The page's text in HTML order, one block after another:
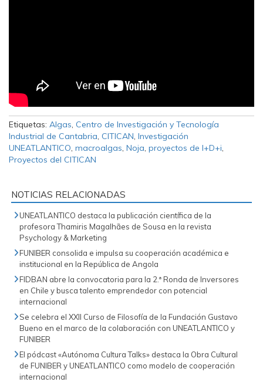
Etiquetas: Algas, Centro de Investigación y Tecnología
Industrial de Cantabria, CITICAN, Investigación
UNEATLANTICO, macroalgas, Noja, proyectos de I+D+i,
Proyectos del CITICAN
NOTICIAS RELACIONADAS
UNEATLANTICO destaca la publicación científica de la
profesora Thamiris Magalhães de Sousa en la revista
Psychology & Marketing
FUNIBER consolida e impulsa su cooperación académica e
institucional en la República de Angola
FIDBAN abre la convocatoria para la 2.ª Ronda de Inversores
en Chile y busca talento emprendedor con potencial
internacional
Se celebra el XXII Curso de Filosofía de la Fundación Gustavo
Bueno en el marco de la colaboración con UNEATLANTICO y
FUNIBER
El pódcast «Autónoma Cultura Talks» destaca la Obra Cultural
de FUNIBER y UNEATLANTICO como modelo de cooperación
internacional